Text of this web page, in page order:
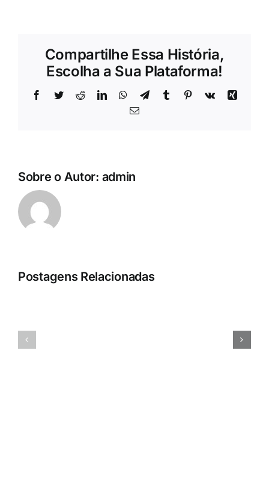
de
Ração
e
Granjas
Compartilhe Essa História,
Escolha a Sua Plataforma!
Facebook
TwitterRedditLinkedInWhatsApp
TelegramTumblr Pinterest
Vk
Xing
E-
Sobre o Autor: admin
Postagens Relacionadas
People
Esportes